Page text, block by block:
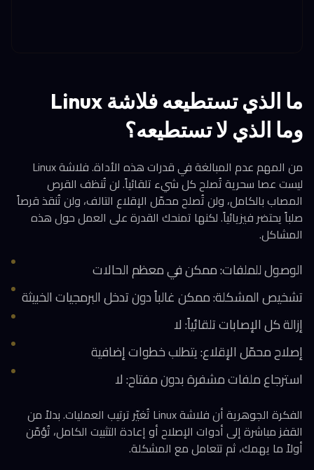
ما الذي تستطيعه فلاشة Linux
وما الذي لا تستطيعه؟
من المهم عدم المبالغة في قدرات هذه الأداة. فلاشة Linux
ليست عصا سحرية تُصلح كل شيء تلقائياً. لن تُنظف القرص
المصاب بالكامل، ولن تُصلح محمّل الإقلاع التالف، ولن تُنقذ قرصاً
صلباً يحتضر فيزيائياً. لكنها تمنحك القدرة على العمل حول هذه
المشاكل.
الوصول للملفات: ممكن في معظم الحالات
تشخيص المشكلة: ممكن غالباً دون تدخل البرمجيات الخبيثة
إزالة كل الإصابات تلقائياً: لا
إصلاح محمّل الإقلاع: يتطلب خطوات إضافية
استرجاع ملفات مشفرة بدون مفتاح: لا
الفكرة الجوهرية أن فلاشة Linux تُغيّر ترتيب العمليات. بدلاً من
القفز مباشرة إلى أدوات الإصلاح أو إعادة التثبيت الكامل، تُؤمّن
أولاً ما يهمك، ثم تتعامل مع المشكلة.